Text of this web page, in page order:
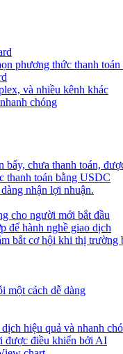
phương thức thanh
và nhiều kênh khác
chóng
bẩy, chưa thanh toán,
thanh toán bằng USDC
nhận lợi nhuận.
cho người mới bắt đầu
để hành nghề giao dịch
bắt cơ hội khi thị trường
một cách dễ dàng
hiệu quả và nhanh
được điều khiển bởi AI